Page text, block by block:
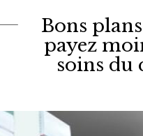
Bons
payez
soins du